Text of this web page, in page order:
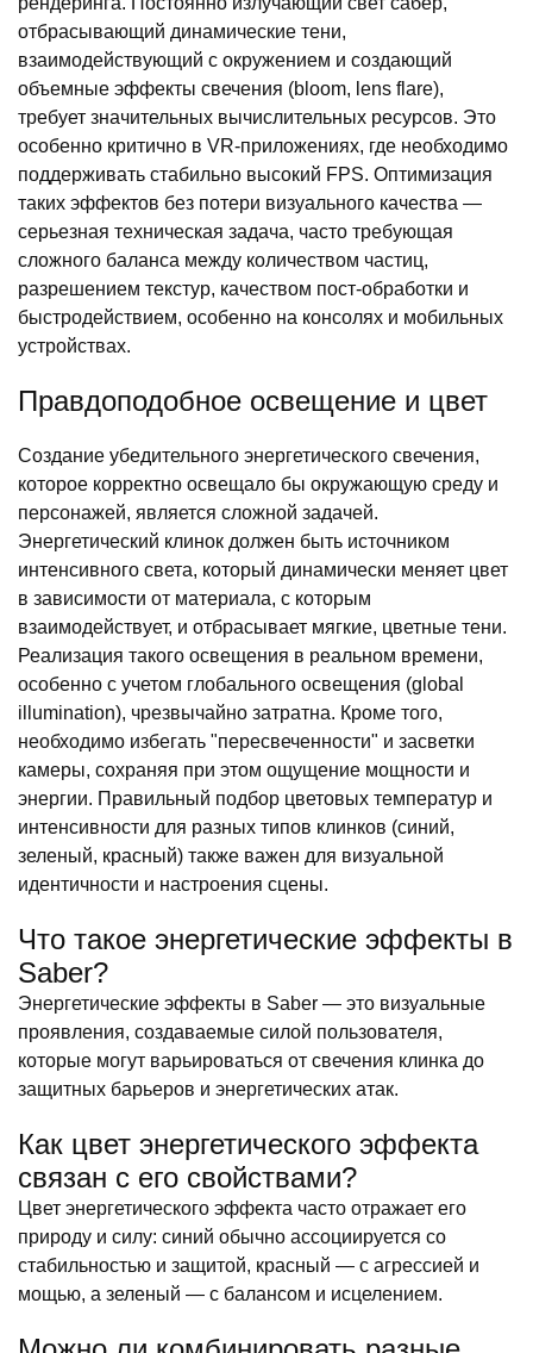
отбрасывающий динамические тени,
взаимодействующий с окружением и создающий
объемные эффекты свечения (bloom, lens flare),
требует значительных вычислительных ресурсов. Это
особенно критично в VR-приложениях, где необходимо
поддерживать стабильно высокий FPS. Оптимизация
таких эффектов без потери визуального качества —
серьезная техническая задача, часто требующая
сложного баланса между количеством частиц,
разрешением текстур, качеством пост-обработки и
быстродействием, особенно на консолях и мобильных
устройствах.
Правдоподобное освещение и цвет
Создание убедительного энергетического свечения,
которое корректно освещало бы окружающую среду и
персонажей, является сложной задачей.
Энергетический клинок должен быть источником
интенсивного света, который динамически меняет цвет
в зависимости от материала, с которым
взаимодействует, и отбрасывает мягкие, цветные тени.
Реализация такого освещения в реальном времени,
особенно с учетом глобального освещения (global
illumination), чрезвычайно затратна. Кроме того,
необходимо избегать "пересвеченности" и засветки
камеры, сохраняя при этом ощущение мощности и
энергии. Правильный подбор цветовых температур и
интенсивности для разных типов клинков (синий,
зеленый, красный) также важен для визуальной
идентичности и настроения сцены.
Что такое энергетические эффекты в
Saber?
Энергетические эффекты в Saber — это визуальные
проявления, создаваемые силой пользователя,
которые могут варьироваться от свечения клинка до
защитных барьеров и энергетических атак.
Как цвет энергетического эффекта
связан с его свойствами?
Цвет энергетического эффекта часто отражает его
природу и силу: синий обычно ассоциируется со
стабильностью и защитой, красный — с агрессией и
мощью, а зеленый — с балансом и исцелением.